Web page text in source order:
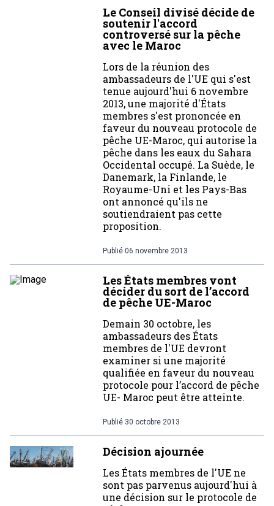
Le Conseil divisé décide de
soutenir l'accord
controversé sur la pêche
avec le Maroc
Lors de la réunion des
ambassadeurs de l'UE qui s'est
tenue aujourd'hui 6 novembre
2013, une majorité d'États
membres s'est prononcée en
faveur du nouveau protocole de
pêche UE-Maroc, qui autorise la
pêche dans les eaux du Sahara
Occidental occupé. La Suède, le
Danemark, la Finlande, le
Royaume-Uni et les Pays-Bas
ont annoncé qu'ils ne
soutiendraient pas cette
proposition.
Publié 06 novembre 2013
Les États membres vont
décider du sort de l’accord
de pêche UE-Maroc
Demain 30 octobre, les
ambassadeurs des États
membres de l'UE devront
examiner si une majorité
qualifiée en faveur du nouveau
protocole pour l’accord de pêche
UE- Maroc peut être atteinte.
Publié 30 octobre 2013
Décision ajournée
Les États membres de l'UE ne
sont pas parvenus aujourd'hui à
une décision sur le protocole de